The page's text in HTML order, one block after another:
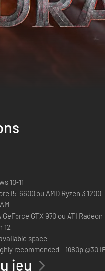
10-11
i5-6600 ou AMD Ryzen 3 1200
GeForce GTX 970 ou ATI Radeon
12
space
recommended - 1080p @30
jeu